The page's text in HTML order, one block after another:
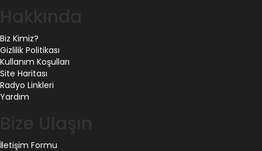
Biz Kimiz?
Gizlilik Politikası
Kullanım Koşulları
Site Haritası
Radyo Linkleri
Yardım
İletişim Formu